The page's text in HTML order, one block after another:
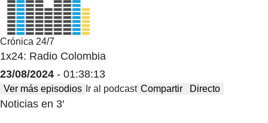
Crónica 24/7
1x24: Radio Colombia
23/08/2024 - 01:38:13
Ver más episodios Ir al podcast Compartir Directo
Noticias en 3′